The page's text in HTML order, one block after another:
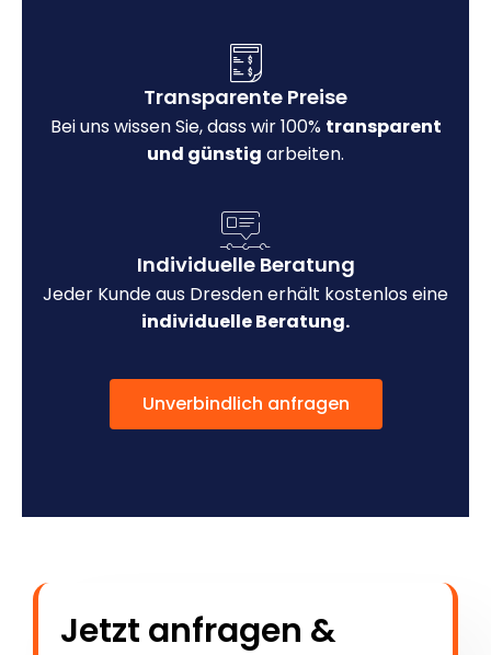
Transparente Preise
Bei uns wissen Sie, dass wir 100% transparent
und günstig arbeiten.
Individuelle Beratung
Jeder Kunde aus Dresden erhält kostenlos eine
individuelle Beratung.
Unverbindlich anfragen
Jetzt anfragen &